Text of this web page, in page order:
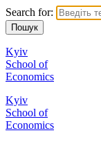
Search for:
Kyiv
School of
Economics
Kyiv
School of
Economics